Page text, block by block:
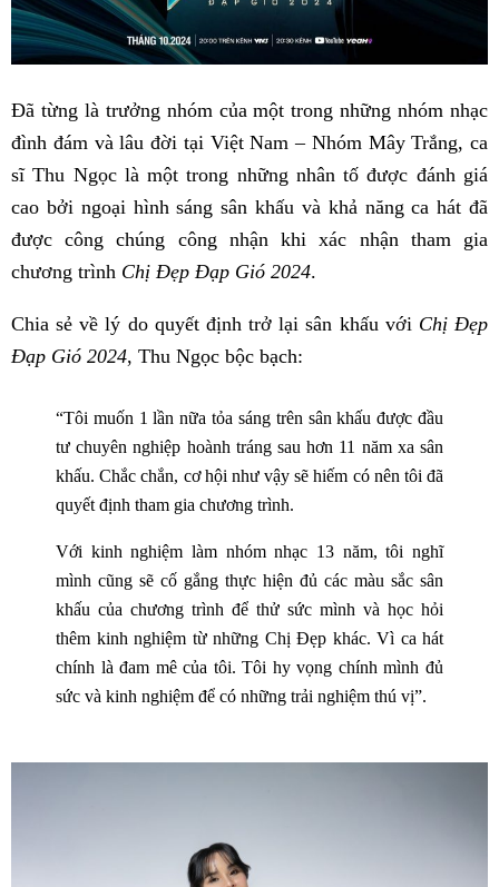
Đã từng là trưởng nhóm của một trong những nhóm nhạc
đình đám và lâu đời tại Việt Nam – Nhóm Mây Trắng, ca
sĩ Thu Ngọc là một trong những nhân tố được đánh giá
cao bởi ngoại hình sáng sân khấu và khả năng ca hát đã
được công chúng công nhận khi xác nhận tham gia
chương trình Chị Đẹp Đạp Gió 2024.
Chia sẻ về lý do quyết định trở lại sân khấu với Chị Đẹp
Đạp Gió 2024, Thu Ngọc bộc bạch:
“Tôi muốn 1 lần nữa tỏa sáng trên sân khấu được đầu
tư chuyên nghiệp hoành tráng sau hơn 11 năm xa sân
khấu. Chắc chắn, cơ hội như vậy sẽ hiếm có nên tôi đã
quyết định tham gia chương trình.
Với kinh nghiệm làm nhóm nhạc 13 năm, tôi nghĩ
mình cũng sẽ cố gắng thực hiện đủ các màu sắc sân
khấu của chương trình để thử sức mình và học hỏi
thêm kinh nghiệm từ những Chị Đẹp khác. Vì ca hát
chính là đam mê của tôi. Tôi hy vọng chính mình đủ
sức và kinh nghiệm để có những trải nghiệm thú vị”.